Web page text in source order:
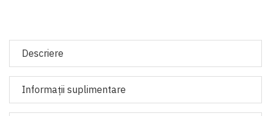
Descriere
Informaţii suplimentare